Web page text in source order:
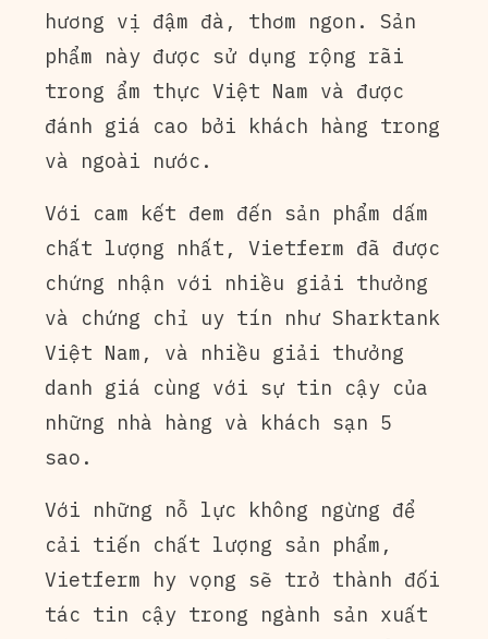
hương vị đậm đà, thơm ngon. Sản
phẩm này được sử dụng rộng rãi
trong ẩm thực Việt Nam và được
đánh giá cao bởi khách hàng trong
và ngoài nước.
Với cam kết đem đến sản phẩm dấm
chất lượng nhất, Vietferm đã được
chứng nhận với nhiều giải thưởng
và chứng chỉ uy tín như Sharktank
Việt Nam, và nhiều giải thưởng
danh giá cùng với sự tin cậy của
những nhà hàng và khách sạn 5
sao.
Với những nỗ lực không ngừng để
cải tiến chất lượng sản phẩm,
Vietferm hy vọng sẽ trở thành đối
tác tin cậy trong ngành sản xuất